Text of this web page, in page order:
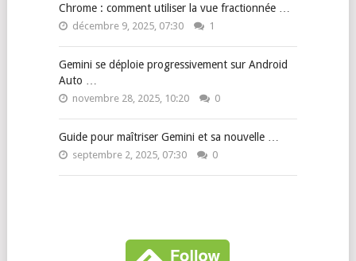
Chrome : comment utiliser la vue fractionnée …
décembre 9, 2025, 07:30 1
Gemini se déploie progressivement sur Android
Auto …
novembre 28, 2025, 10:20 0
Guide pour maîtriser Gemini et sa nouvelle …
septembre 2, 2025, 07:30 0